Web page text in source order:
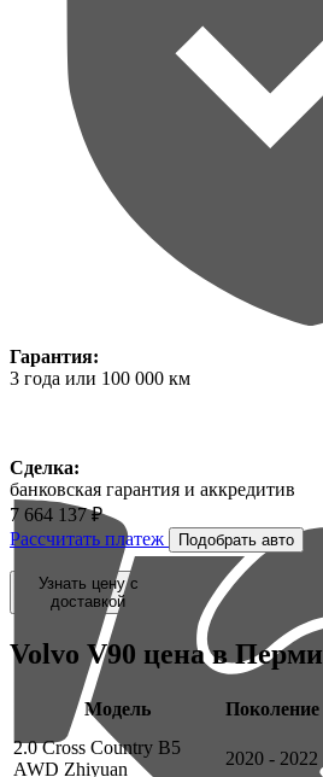
Гарантия:
3 года или 100 000 км
Сделка:
банковская гарантия и аккредитив
7 664 137 ₽
Рассчитать платеж
Подобрать авто
Узнать цену с
доставкой
Volvo V90 цена в Перми
Модель Поколение
2.0 Cross Country B5
AWD Zhiyuan
2020 - 2022